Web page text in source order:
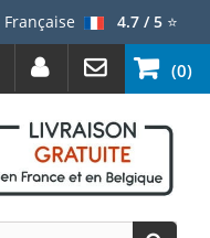
4.7 / 5⭐
(0)